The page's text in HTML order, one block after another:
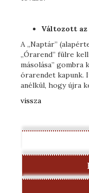
Változott az
A „Naptár”
„Órarend” fülre
másolása”
órarendet kapunk.
anélkül, hogy újra
vissza